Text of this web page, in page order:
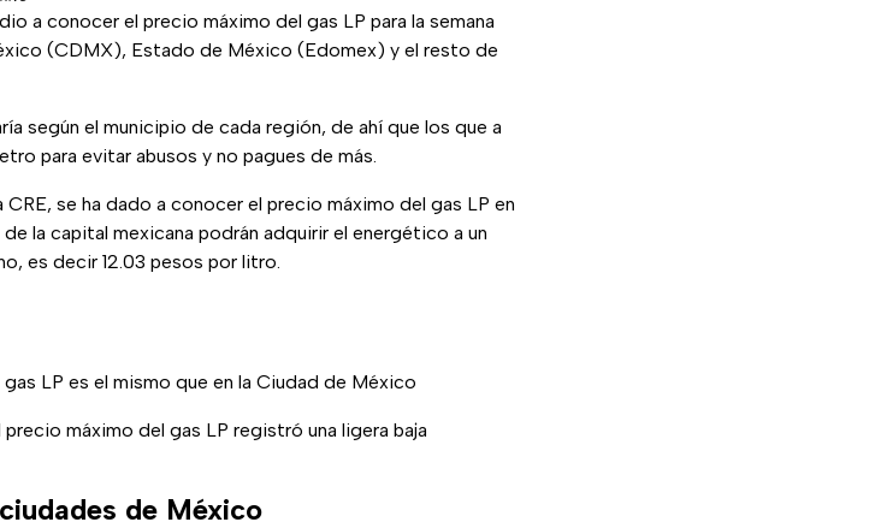
a conocer el precio máximo del gas LP para la semana
(CDMX), Estado de México (Edomex) y el resto de
según el municipio de cada región, de ahí que los que a
para evitar abusos y no pagues de más.
se ha dado a conocer el precio máximo del gas LP en
la capital mexicana podrán adquirir el energético a un
es decir 12.03 pesos por litro.
LP es el mismo que en la Ciudad de México
máximo del gas LP registró una ligera baja
de México